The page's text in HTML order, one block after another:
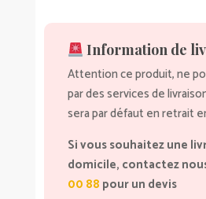
Information de
Attention ce produit, ne
par des services de
sera par défaut en retrait
Si vous souhaitez une
domicile, contactez
00 88 pour un devis